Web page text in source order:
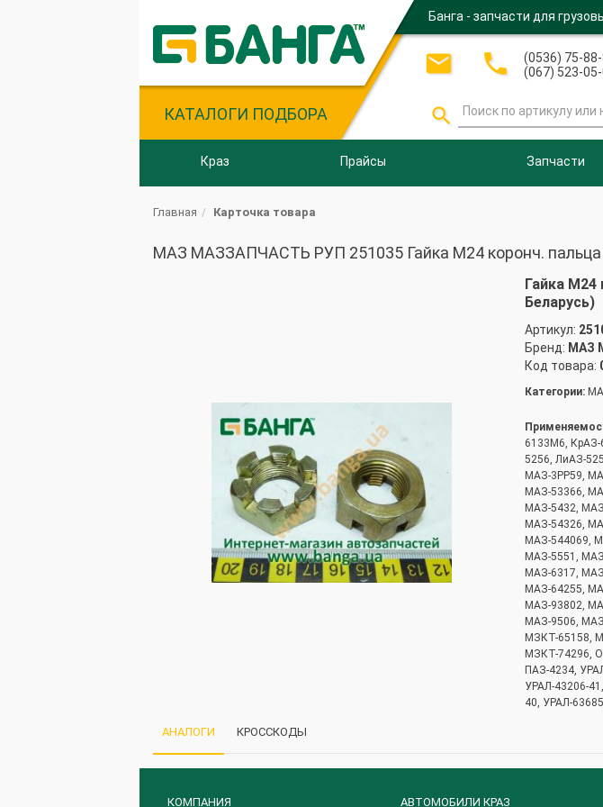
КАТАЛОГИ ПОДБОРА
Банга - запчасти для
 
(0536) 75-
(067) 523-

Краз Прайсы Запчасти
Главная Карточка товара
МАЗ МАЗЗАПЧАСТЬ РУП 251035 Гайка М24 коронч. пальца
Гайка М24
Беларусь)
Артикул:
Бренд: МАЗ
Код товара:
Категории:
6133М6, КрАЗ-
5256, ЛиАЗ-
МАЗ-3PP59,
МАЗ-53366,
МАЗ-5432,
МАЗ-54326,
МАЗ-544069,
МАЗ-5551,
МАЗ-6317,
МАЗ-64255,
МАЗ-93802,
МАЗ-9506,
МЗКТ-65158,
МЗКТ-74296,
ПАЗ-4234,
УРАЛ-43206-
40, УРАЛ-
АНАЛОГИ КРОССКОДЫ
КОМПАНИЯ АВТОМОБИЛИ КРАЗ